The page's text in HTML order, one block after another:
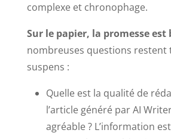
complexe et chronophage.
Sur le papier, la promesse est
nombreuses questions restent
suspens :
Quelle est la qualité de
l’article généré par AI
agréable ? L’information